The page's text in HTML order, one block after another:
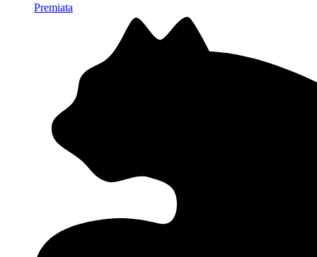
Premiata